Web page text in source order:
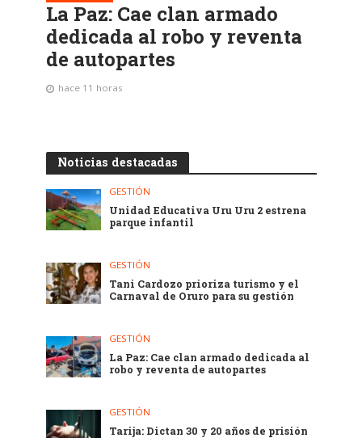
La Paz: Cae clan armado
dedicada al robo y reventa
de autopartes
hace 11 horas
Noticias destacadas
GESTIÓN
Unidad Educativa Uru Uru 2 estrena
parque infantil
GESTIÓN
Tani Cardozo prioriza turismo y el
Carnaval de Oruro para su gestión
GESTIÓN
La Paz: Cae clan armado dedicada al
robo y reventa de autopartes
GESTIÓN
Tarija: Dictan 30 y 20 años de prisión